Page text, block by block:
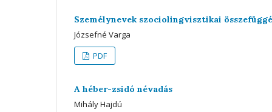
Személynevek szociolingvisztikai
Józsefné Varga
PDF
A héber-zsidó névadás
Mihály Hajdú